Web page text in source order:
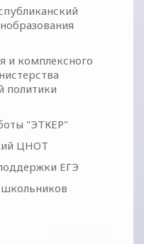
и комплексного
политики
"ЭТКЕР"
ЦНОТ
ЕГЭ